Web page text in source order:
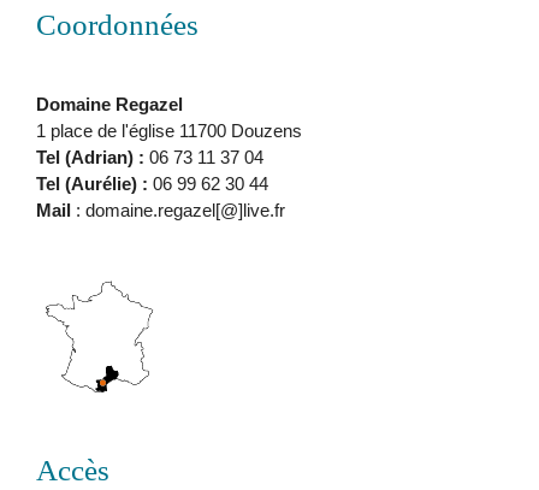
Coordonnées
Domaine Regazel
1 place de l'église 11700 Douzens
Tel (Adrian) : 06 73 11 37 04
Tel (Aurélie) : 06 99 62 30 44
Mail : domaine.regazel[@]live.fr
Accès